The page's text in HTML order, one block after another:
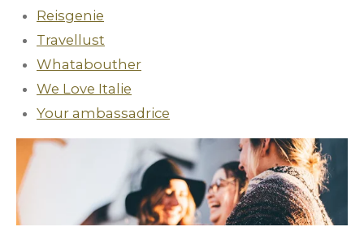
Reisgenie
Travellust
Whatabouther
We Love Italie
Your ambassadrice